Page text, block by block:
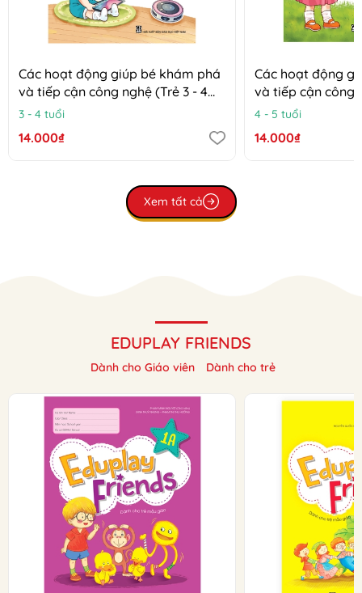
Các hoạt động giúp bé khám phá
và tiếp cận công nghệ (Trẻ 3 - 4
tuổi)
3 - 4 tuổi
14.000₫
Các hoạt động
và tiếp cận công
tuổi)
4 - 5 tuổi
14.000₫
Xem tất cả
EDUPLAY FRIENDS
Dành cho Giáo viên Dành cho trẻ